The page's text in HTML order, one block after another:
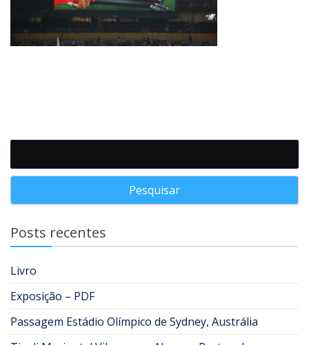
Posts recentes
Livro
Exposição – PDF
Passagem Estádio Olímpico de Sydney, Austrália